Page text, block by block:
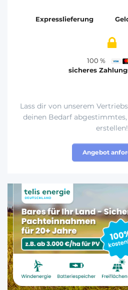
Expresslieferung
100 %
sicheres
Lass dir von unserem
deinen Bedarf abgestimmtes,
erstellen!
Angebot